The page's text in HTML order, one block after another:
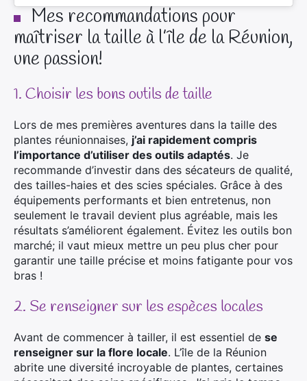
Mes recommandations pour
maîtriser la taille à l’île de la Réunion,
une passion!
1. Choisir les bons outils de taille
Lors de mes premières aventures dans la taille des
plantes réunionnaises, j’ai rapidement compris
l’importance d’utiliser des outils adaptés. Je
recommande d’investir dans des sécateurs de qualité,
des tailles-haies et des scies spéciales. Grâce à des
équipements performants et bien entretenus, non
seulement le travail devient plus agréable, mais les
résultats s’améliorent également. Évitez les outils bon
marché; il vaut mieux mettre un peu plus cher pour
garantir une taille précise et moins fatigante pour vos
bras !
2. Se renseigner sur les espèces locales
Avant de commencer à tailler, il est essentiel de se
renseigner sur la flore locale. L’île de la Réunion
abrite une diversité incroyable de plantes, certaines